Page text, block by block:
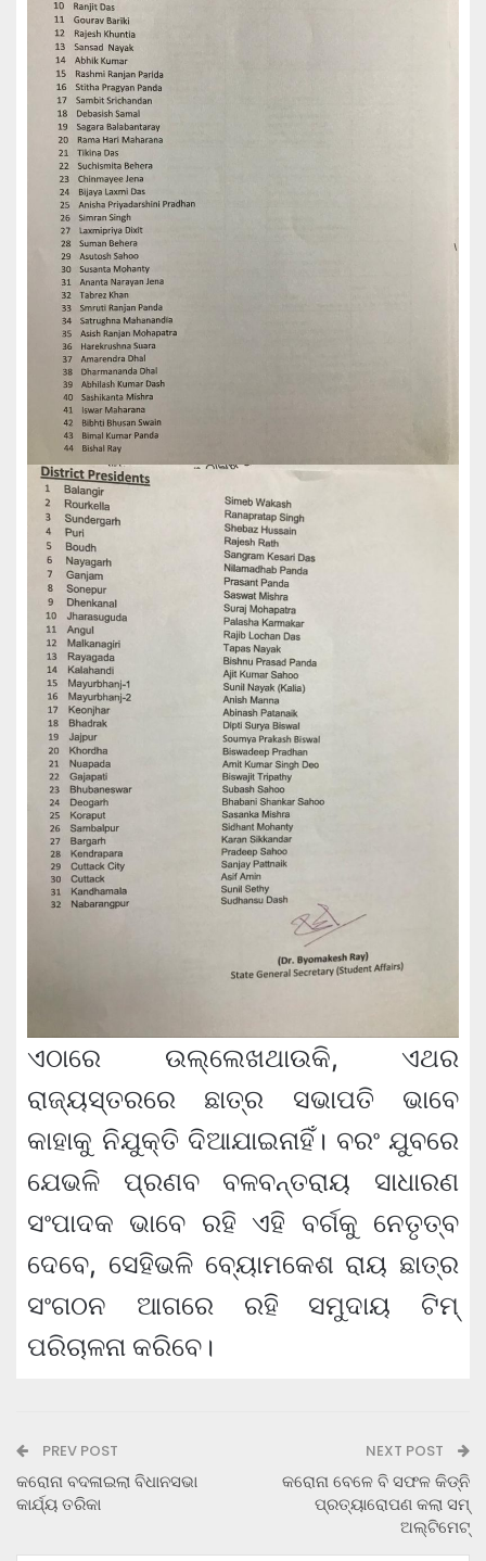
ଏଠାରେ ଉଲ୍ଲେଖଥାଉକି, ଏଥର
ରାଜ୍ୟସ୍ତରରେ ଛାତ୍ର ସଭାପତି ଭାବେ
କାହାକୁ ନିଯୁକ୍ତି ଦିଆଯାଇନାହିଁ। ବରଂ ଯୁବରେ
ଯେଭଳି ପ୍ରଣବ ବଳବନ୍ତରାୟ ସାଧାରଣ
ସଂପାଦକ ଭାବେ ରହି ଏହି ବର୍ଗକୁ ନେତୃତ୍ବ
ଦେବେ, ସେହିଭଳି ବ୍ୟୋମକେଶ ରାୟ ଛାତ୍ର
ସଂଗଠନ ଆଗରେ ରହି ସମୁଦାୟ ଟିମ୍‌
ପରିଚାଳନା କରିବେ।
PREV POST
କରୋନା ବଦଳାଇଲା ବିଧାନସଭା
କାର୍ଯ୍ୟ ତରିକା
NEXT POST
କରୋନା ବେଳେ ବି ସଫଳ କିଡ୍‌ନି
ପ୍ରତ୍ୟାରୋପଣ କଲା ସମ୍
ଅଲ୍‌ଟିମେଟ୍